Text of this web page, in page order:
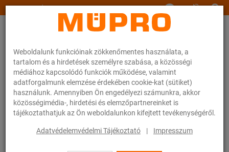
Weboldalunk funkcióinak zökkenőmentes használata, a
tartalom és a hirdetések személyre szabása, a közösségi
médiához kapcsolódó funkciók működése, valamint
adatforgalmunk elemzése érdekében cookie-kat (sütiket)
használunk. Amennyiben Ön engedélyezi számunkra, akkor
közösségimédia-, hirdetési és elemzőpartnereinket is
tájékoztathatjuk az Ön weboldalunkon kifejtett tevékenységéről.
Adatvédelemvédelmi Tájékoztató | Impresszum
www.muepro.hu
Webáruhàz Rögzítéstechnika Szerelési anyagok Menetes szárak
21 / 83